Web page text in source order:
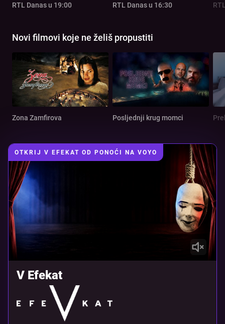
RTL Danas u 19:00 RTL Danas u 16:30
Novi filmovi koje ne želiš propustiti
Zona Zamfirova Posljednji krug momci
OTKRIJ V EFEKAT OD PONOĆI NA VOYO
V Efekat